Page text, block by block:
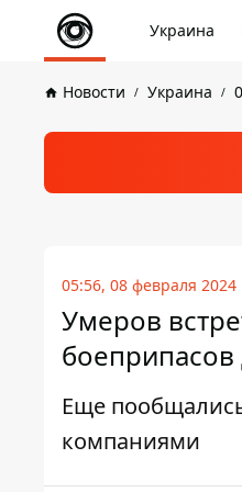
Украина
Новости Украина
05:56, 08 февраля 2024
Умеров
Еще
компаниями